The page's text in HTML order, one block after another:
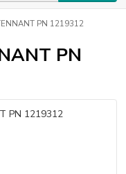
PN 1219312
PN